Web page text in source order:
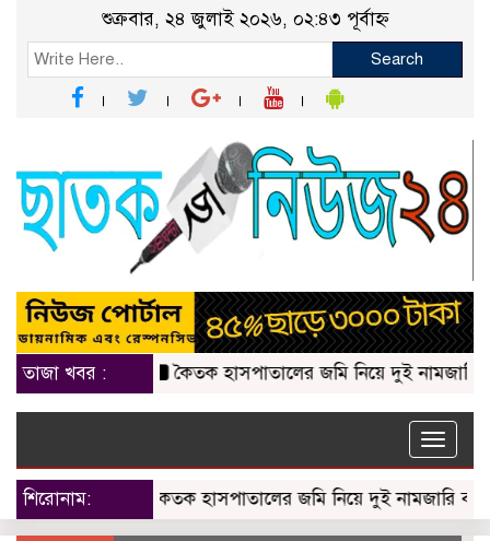
শুক্রবার, ২৪ জুলাই ২০২৬, ০২:৪৩ পূর্বাহ্ন
Search
তাজা খবর : কৈতক হাসপাতালের জমি নিয়ে দুই নামজারি
Toggle
শিরোনাম:
কৈতক হাসপাতালের জমি নিয়ে দুই নামজারি বাতিল,